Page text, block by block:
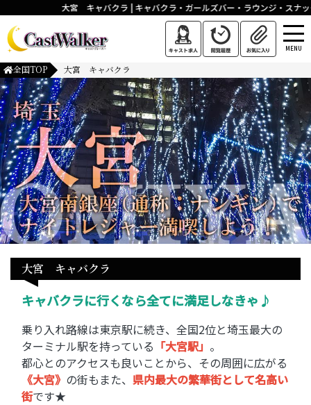
大宮 キャバクラ | キャバクラ・ガールズバー・ラウンジ・スナッ
MENU
全国TOP 大宮 キャバクラ
大宮 キャバクラ
キャバクラに行くなら全てに満足しなきゃ♪
乗り入れ路線は東京駅に続き、全国2位と埼玉最大の
ターミナル駅を持っている 「大宮駅」 。
都心とのアクセスも良いことから、その周囲に広がる
《大宮》 の街もまた、 県内最大の繁華街として名高い
街です★